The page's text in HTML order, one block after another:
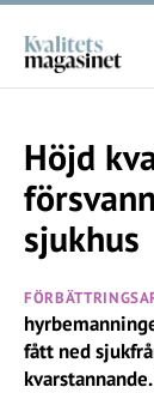
Höjd
sjukhus
fått ned